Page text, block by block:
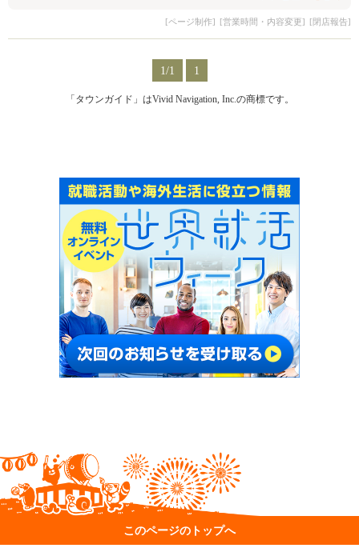
[ページ制作] [営業時間・内容変更] [閉店報告]
1/1 1
「タウンガイド」はVivid Navigation, Inc.の商標です。
このページのトップへ